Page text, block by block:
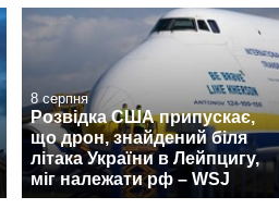
8 серпня
Розвідка США припускає,
що дрон, знайдений біля
літака України в Лейпцигу,
міг належати рф – WSJ